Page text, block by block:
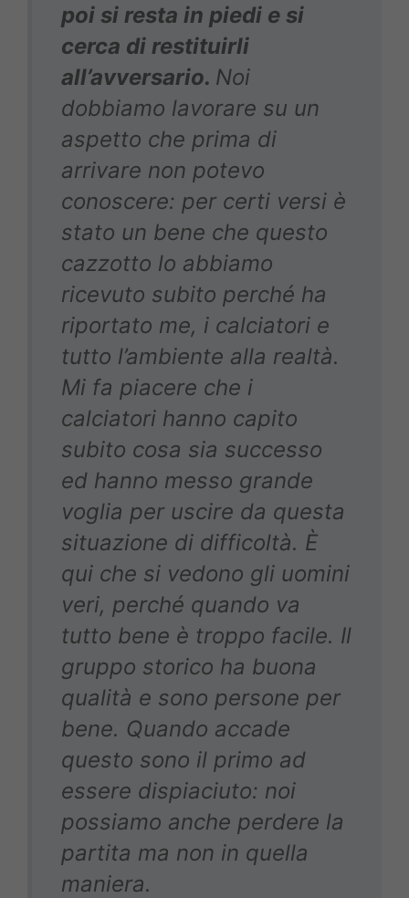
poi si resta in piedi e si
cerca di restituirli
all’avversario. Noi
dobbiamo lavorare su un
aspetto che prima di
arrivare non potevo
conoscere: per certi versi è
stato un bene che questo
cazzotto lo abbiamo
ricevuto subito perché ha
riportato me, i calciatori e
tutto l’ambiente alla realtà.
Mi fa piacere che i
calciatori hanno capito
subito cosa sia successo
ed hanno messo grande
voglia per uscire da questa
situazione di difficoltà. È
qui che si vedono gli uomini
veri, perché quando va
tutto bene è troppo facile. Il
gruppo storico ha buona
qualità e sono persone per
bene. Quando accade
questo sono il primo ad
essere dispiaciuto: noi
possiamo anche perdere la
partita ma non in quella
maniera.